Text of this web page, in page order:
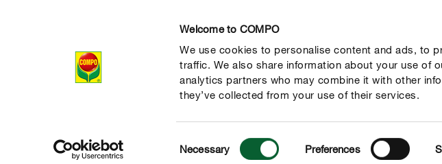
Welcome to COMPO
We use cookies to personalise content and ads, to
traffic. We also share information about your use of
analytics partners who may combine it with other
they’ve collected from your use of their services.
Selection
Necessary Preferences
Produkte Ratgeber Themenwelten
COMPOProdukte Themenwelten Bio Sortiment COMPO Kräuter & Gemüse Blattlaus-frei Nativert® AF